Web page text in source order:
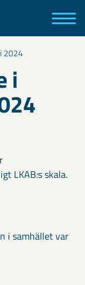
2024
i
LKAB:s skala.
i samhället var